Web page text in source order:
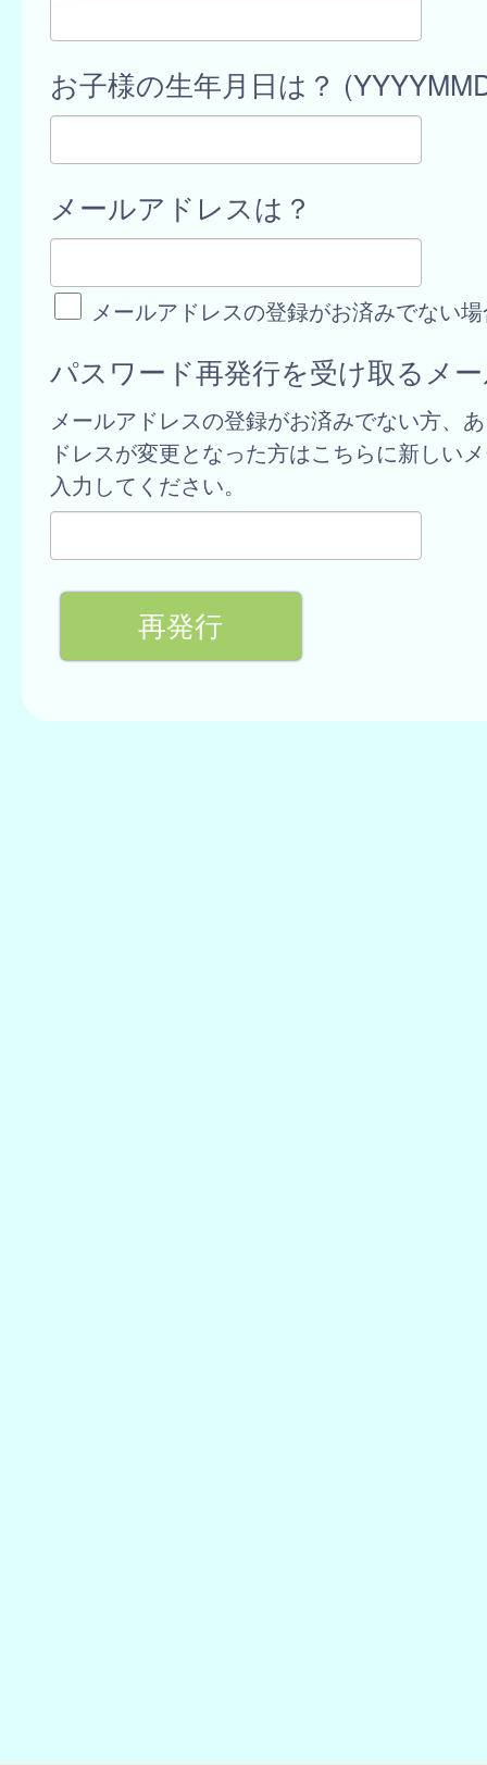
お子様の生年月日は？
メールアドレスは？
メールアドレスの登録がお済みでない
パスワード再発行を受け取るメ
メールアドレスの登録がお済みでない方、
ドレスが変更となった方はこちらに新しい
入力してください。